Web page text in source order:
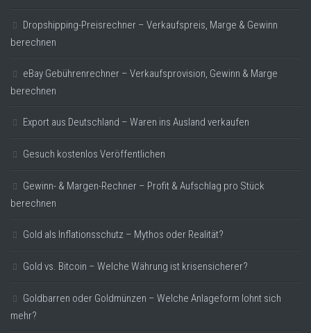
Dropshipping-Preisrechner – Verkaufspreis, Marge & Gewinn
berechnen
eBay Gebührenrechner – Verkaufsprovision, Gewinn & Marge
berechnen
Export aus Deutschland – Waren ins Ausland verkaufen
Gesuch kostenlos Veröffentlichen
Gewinn- & Margen-Rechner – Profit & Aufschlag pro Stück
berechnen
Gold als Inflationsschutz – Mythos oder Realität?
Gold vs. Bitcoin – Welche Währung ist krisensicherer?
Goldbarren oder Goldmünzen – Welche Anlageform lohnt sich
mehr?